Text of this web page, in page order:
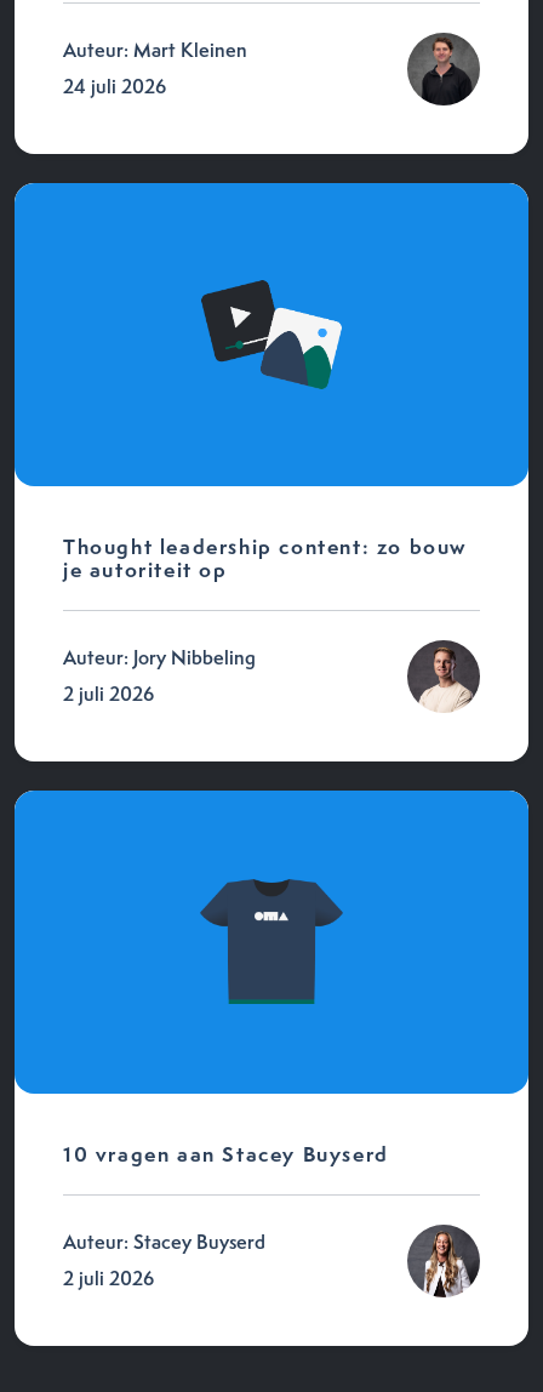
Auteur: Mart Kleinen
24 juli 2026
Thought leadership content: zo bouw
je autoriteit op
Auteur: Jory Nibbeling
2 juli 2026
10 vragen aan Stacey Buyserd
Auteur: Stacey Buyserd
2 juli 2026